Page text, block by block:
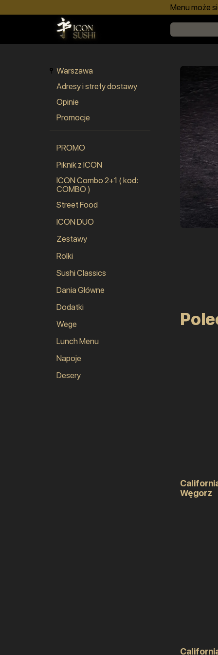
Menu może
Warszawa
Adresy i strefy dostawy
Opinie
Promocje
PROMO
Piknik z ICON
ICON Combo 2+1 ( kod:
COMBO )
Street Food
ICON DUO
Zestawy
Rolki
Sushi Classics
Dania Główne
Dodatki
Wege
Lunch Menu
Napoje
Desery
Węgorz